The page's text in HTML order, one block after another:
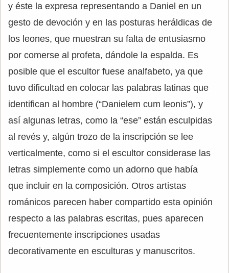
y éste la expresa representando a Daniel en un
gesto de devoción y en las posturas heráldicas de
los leones, que muestran su falta de entusiasmo
por comerse al profeta, dándole la espalda. Es
posible que el escultor fuese analfabeto, ya que
tuvo dificultad en colocar las palabras latinas que
identifican al hombre (“Danielem cum leonis”), y
así algunas letras, como la “ese” están esculpidas
al revés y, algún trozo de la inscripción se lee
verticalmente, como si el escultor considerase las
letras simplemente como un adorno que había
que incluir en la composición. Otros artistas
románicos parecen haber compartido esta opinión
respecto a las palabras escritas, pues aparecen
frecuentemente inscripciones usadas
decorativamente en esculturas y manuscritos.